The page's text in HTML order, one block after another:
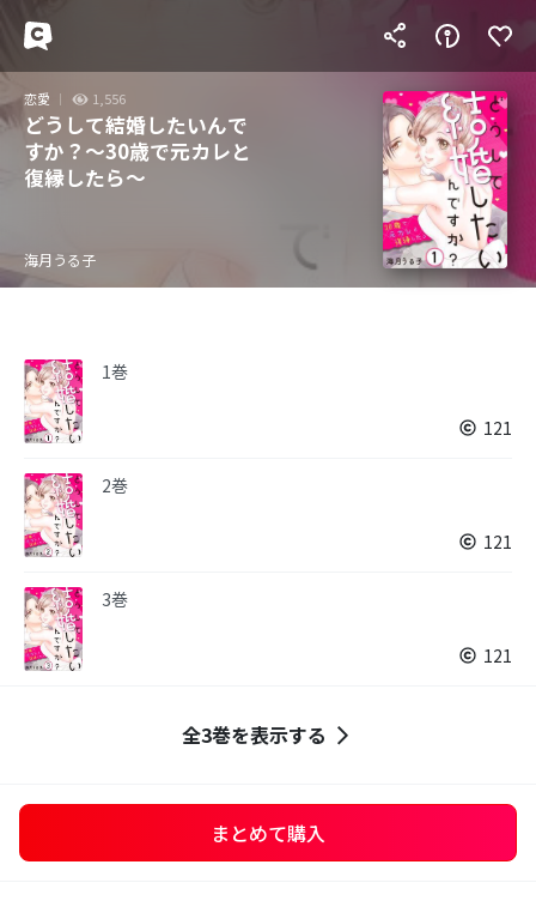
恋愛 1,556
どうして結婚したいんで
すか？～30歳で元カレと
復縁したら～
海月うる子
1巻
121
2巻
121
3巻
121
全3巻を表示する
まとめて購入